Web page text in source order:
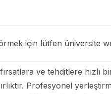
için lütfen üniversite
ve tehditlere hızlı
Profesyonel